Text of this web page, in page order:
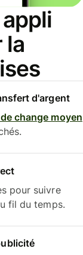
la
d'argent
change moyen
pour suivre
fil du temps.